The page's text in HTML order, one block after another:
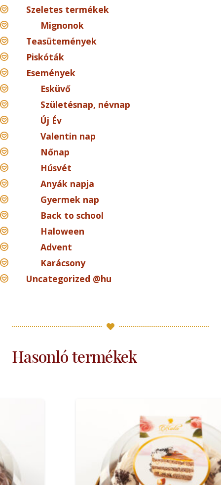
Szeletes termékek
Mignonok
Teasütemények
Piskóták
Események
Esküvő
Születésnap, névnap
Új Év
Valentin nap
Nőnap
Húsvét
Anyák napja
Gyermek nap
Back to school
Haloween
Advent
Karácsony
Uncategorized @hu
Hasonló termékek